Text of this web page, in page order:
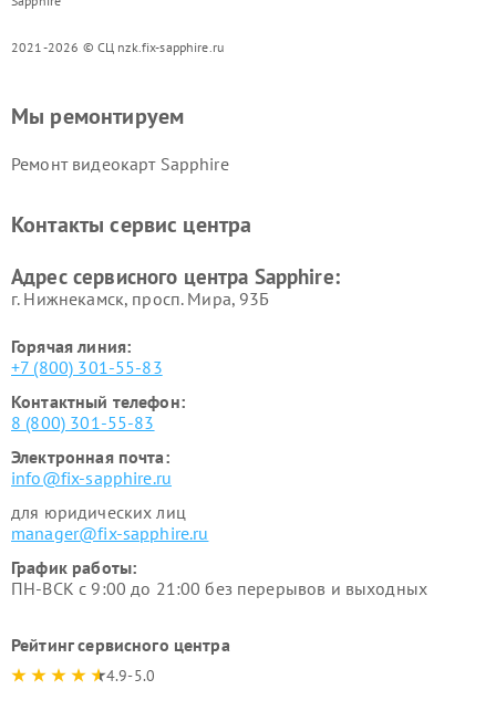
2021-2026 © СЦ nzk.fix-sapphire.ru
Мы ремонтируем
Ремонт видеокарт Sapphire
Контакты сервис центра
Адрес сервисного центра Sapphire:
г. Нижнекамск, просп. Мира, 93Б
Горячая линия:
+7 (800) 301-55-83
Контактный телефон:
8 (800) 301-55-83
Электронная почта:
info@fix-sapphire.ru
для юридических лиц
manager@fix-sapphire.ru
График работы:
ПН-ВСК с 9:00 до 21:00 без перерывов и выходных
Рейтинг сервисного центра
4.9-5.0